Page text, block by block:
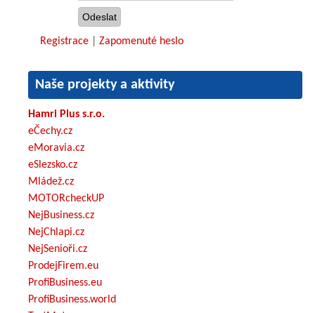
Registrace Zapomenuté heslo
Naše projekty a aktivity
Hamri Plus s.r.o.
eČechy.cz
eMoravia.cz
eSlezsko.cz
Mládež.cz
MOTORcheckUP
NejBusiness.cz
NejChlapi.cz
NejSenioři.cz
ProdejFirem.eu
ProfiBusiness.eu
ProfiBusiness.world